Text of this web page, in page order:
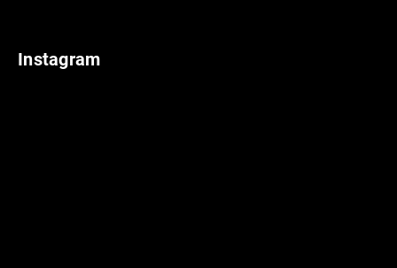
Instagram